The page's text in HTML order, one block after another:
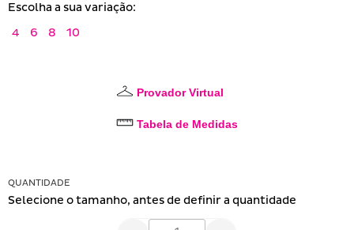
Escolha a sua variação:
4
6 8 10
Provador Virtual
Tabela de Medidas
QUANTIDADE
Selecione o tamanho, antes de definir a quantidade